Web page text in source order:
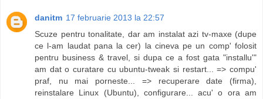
danitm 17 februarie 2013 la 22:57
Scuze pentru tonalitate, dar am instalat azi tv-maxe (dupe
ce l-am laudat pana la cer) la cineva pe un comp' folosit
pentru business & travel, si dupa ce a fost gata "installu'"
am dat o curatare cu ubuntu-tweak si restart... => compu'
praf, nu mai porneste... => recuperare date (firma),
reinstalare Linux (Ubuntu), configurare... acu' o ora am